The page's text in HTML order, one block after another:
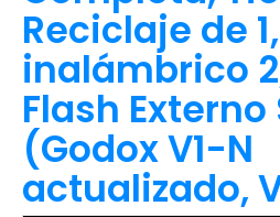
Reciclaje de
inalámbrico
Flash Externo
(Godox V1-N
actualizado,